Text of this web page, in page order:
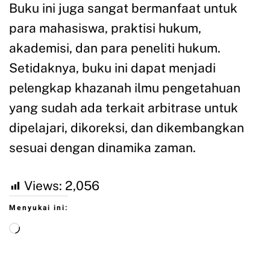
Buku ini juga sangat bermanfaat untuk
para mahasiswa, praktisi hukum,
akademisi, dan para peneliti hukum.
Setidaknya, buku ini dapat menjadi
pelengkap khazanah ilmu pengetahuan
yang sudah ada terkait arbitrase untuk
dipelajari, dikoreksi, dan dikembangkan
sesuai dengan dinamika zaman.
Views: 2,056
Menyukai ini: